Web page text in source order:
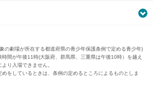
の劇場が所在する都道府県の青少年保護条例で定める青少年)
間が午後11時(大阪府、群馬県、三重県は午後10時）を越え
り入場できません。
をしているときは、条例の定めるところによるものとしま